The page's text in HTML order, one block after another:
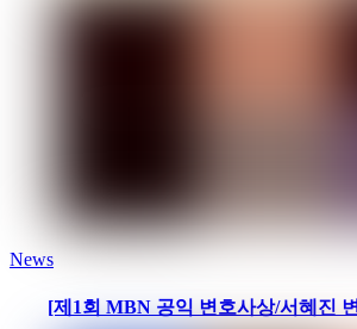
News
[제1회 MBN 공익 변호사상/서혜진